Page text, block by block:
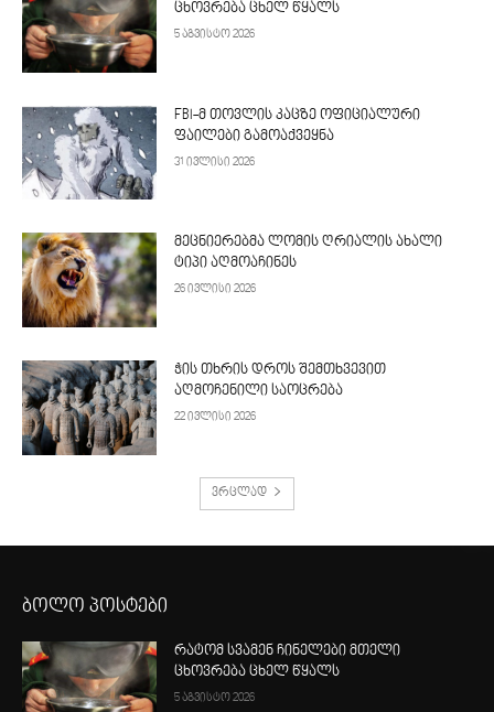
ცხოვრება ცხელ წყალს
5 აგვისტო 2026
FBI-მ თოვლის კაცზე ოფიციალური
ფაილები გამოაქვეყნა
31 ივლისი 2026
მეცნიერებმა ლომის ღრიალის ახალი
ტიპი აღმოაჩინეს
26 ივლისი 2026
ჭის თხრის დროს შემთხვევით
აღმოჩენილი საოცრება
22 ივლისი 2026
ვრცლად
ბოლო პოსტები
რატომ სვამენ ჩინელები მთელი
ცხოვრება ცხელ წყალს
5 აგვისტო 2026